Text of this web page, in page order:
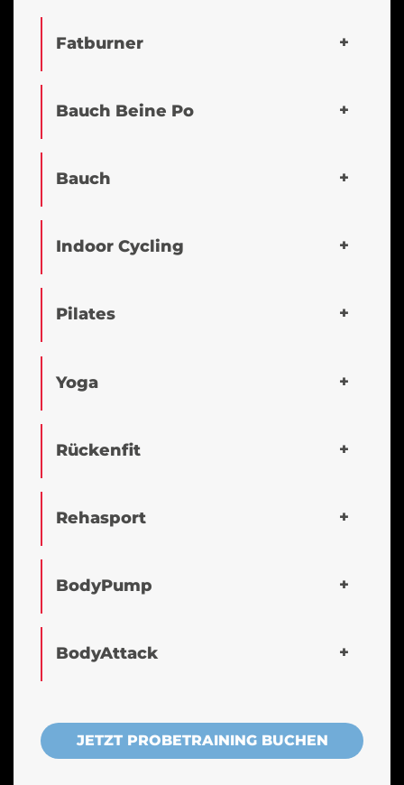
Fatburner
Bauch Beine Po
Bauch
Indoor Cycling
Pilates
Yoga
Rückenfit
Rehasport
BodyPump
BodyAttack
JETZT PROBETRAINING BUCHEN